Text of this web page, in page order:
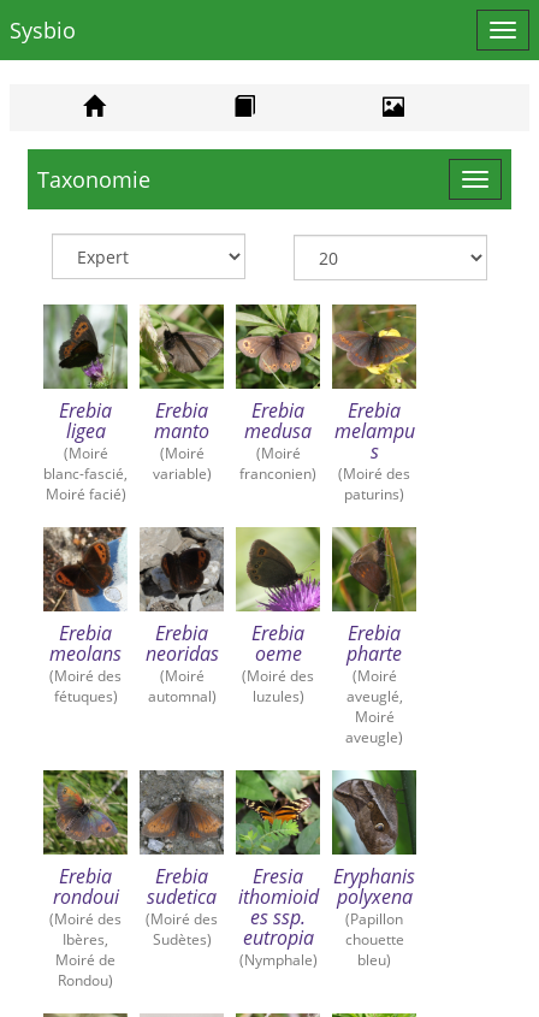
le
Sysbio
Toggle
Taxonomie
Erebia
ligea
(Moiré
blanc-fascié,
Moiré facié)
Erebia
manto
(Moiré
variable)
Erebia
medusa
(Moiré
franconien)
Erebia
melampu
s
(Moiré des
paturins)
Erebia
meolans
(Moiré des
fétuques)
Erebia
neoridas
(Moiré
automnal)
Erebia
oeme
(Moiré des
luzules)
Erebia
pharte
(Moiré
aveuglé,
Moiré
aveugle)
Erebia
rondoui
(Moiré des
Ibères,
Moiré de
Rondou)
Erebia
sudetica
(Moiré des
Sudètes)
Eresia
ithomioid
es ssp.
eutropia
(Nymphale)
Eryphanis
polyxena
(Papillon
chouette
bleu)